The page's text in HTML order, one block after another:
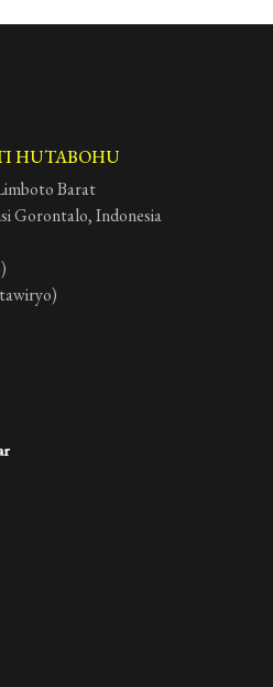
HUTABOHU
Barat
Gorontalo, Indonesia